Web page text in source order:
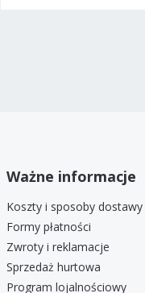
Ważne informacje
Koszty i sposoby dostawy
Formy płatności
Zwroty i reklamacje
Sprzedaż hurtowa
Program lojalnościowy